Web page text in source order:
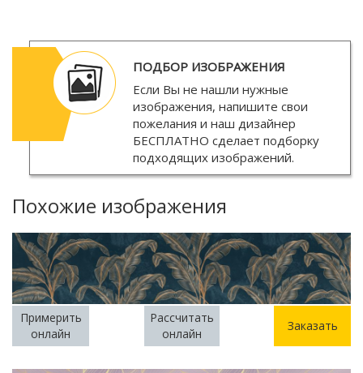
ПОДБОР ИЗОБРАЖЕНИЯ
Если Вы не нашли нужные
изображения, напишите свои
пожелания и наш дизайнер
БЕСПЛАТНО сделает подборку
подходящих изображений.
Похожие изображения
Примерить
онлайн
Рассчитать
онлайн
Заказать